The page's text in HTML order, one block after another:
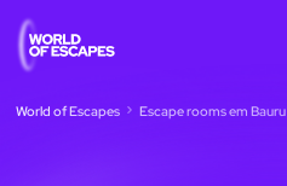
World of Escapes Escape rooms em Bauru